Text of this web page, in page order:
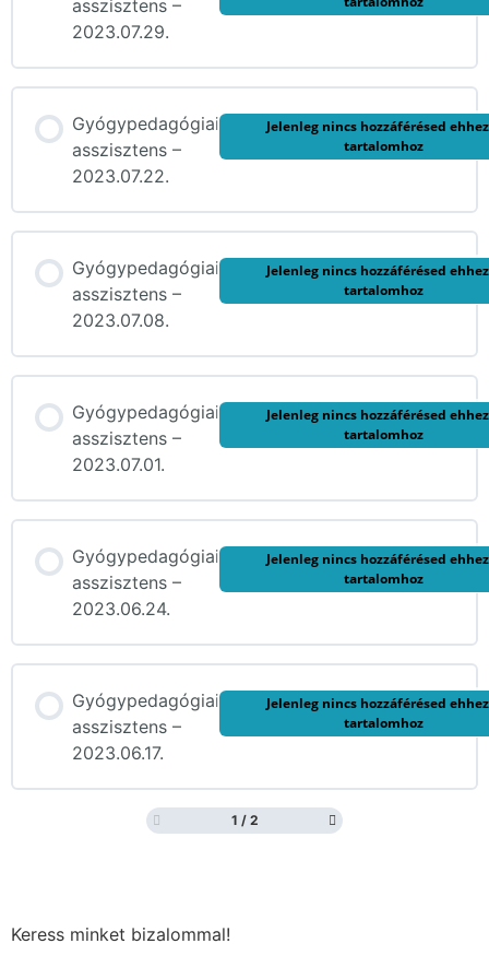
asszisztens –
2023.07.29.
Gyógypedagógiai
asszisztens –
2023.07.22.
Jelenleg nincs hozzáférésed
tartalomhoz
Gyógypedagógiai
asszisztens –
2023.07.08.
Jelenleg nincs hozzáférésed
tartalomhoz
Gyógypedagógiai
asszisztens –
2023.07.01.
Jelenleg nincs hozzáférésed
tartalomhoz
Gyógypedagógiai
asszisztens –
2023.06.24.
Jelenleg nincs hozzáférésed
tartalomhoz
Gyógypedagógiai
asszisztens –
2023.06.17.
Jelenleg nincs hozzáférésed
tartalomhoz
1 / 2
Keress minket bizalommal!